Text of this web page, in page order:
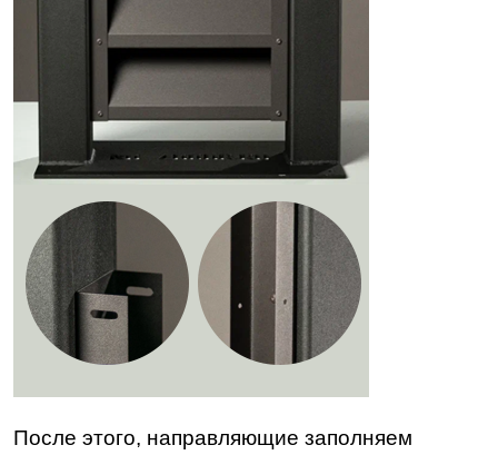
После этого, направляющие заполняем